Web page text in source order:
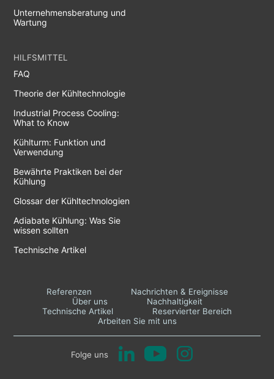
Unternehmensberatung und
Wartung
HILFSMITTEL
FAQ
Theorie der Kühltechnologie
Industrial Process Cooling:
What to Know
Kühlturm: Funktion und
Verwendung
Bewährte Praktiken bei der
Kühlung
Glossar der Kühltechnologien
Adiabate Kühlung: Was Sie
wissen sollten
Technische Artikel
Referenzen
Nachrichten & Ereignisse
Über uns
Nachhaltigkeit
Technische Artikel
Reservierter Bereich
Arbeiten Sie mit uns
Folge uns